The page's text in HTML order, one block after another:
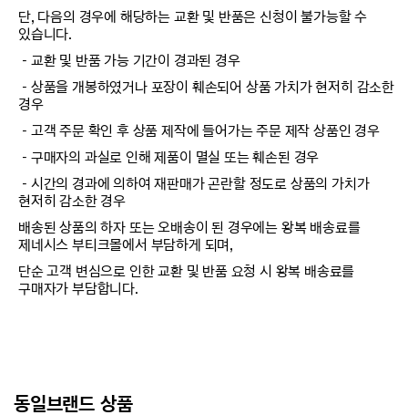
단, 다음의 경우에 해당하는 교환 및 반품은 신청이 불가능할 수
있습니다.
－교환 및 반품 가능 기간이 경과된 경우
－상품을 개봉하였거나 포장이 훼손되어 상품 가치가 현저히 감소한
경우
－고객 주문 확인 후 상품 제작에 들어가는 주문 제작 상품인 경우
－구매자의 과실로 인해 제품이 멸실 또는 훼손된 경우
－시간의 경과에 의하여 재판매가 곤란할 정도로 상품의 가치가
현저히 감소한 경우
배송된 상품의 하자 또는 오배송이 된 경우에는 왕복 배송료를
제네시스 부티크몰에서 부담하게 되며,
단순 고객 변심으로 인한 교환 및 반품 요청 시 왕복 배송료를
구매자가 부담합니다.
동일브랜드 상품